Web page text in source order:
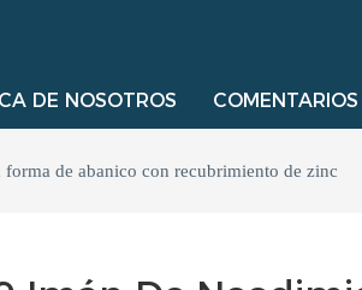
DE NOSOTROS
de abanico con recubrimiento de zinc